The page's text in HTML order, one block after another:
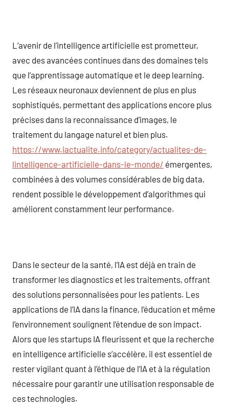
L’avenir de l’intelligence artificielle est prometteur,
avec des avancées continues dans des domaines tels
que l’apprentissage automatique et le deep learning.
Les réseaux neuronaux deviennent de plus en plus
sophistiqués, permettant des applications encore plus
précises dans la reconnaissance d’images, le
traitement du langage naturel et bien plus.
https://www.iactualite.info/category/actualites-de-
lintelligence-artificielle-dans-le-monde/ émergentes,
combinées à des volumes considérables de big data,
rendent possible le développement d’algorithmes qui
améliorent constamment leur performance.
Dans le secteur de la santé, l’IA est déjà en train de
transformer les diagnostics et les traitements, offrant
des solutions personnalisées pour les patients. Les
applications de l’IA dans la finance, l’éducation et même
l’environnement soulignent l’étendue de son impact.
Alors que les startups IA fleurissent et que la recherche
en intelligence artificielle s’accélère, il est essentiel de
rester vigilant quant à l’éthique de l’IA et à la régulation
nécessaire pour garantir une utilisation responsable de
ces technologies.